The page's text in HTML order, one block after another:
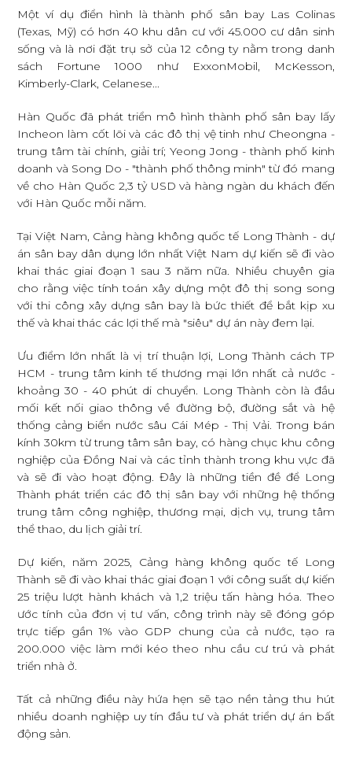
Một ví dụ điển hình là thành phố sân bay Las Colinas
(Texas, Mỹ) có hơn 40 khu dân cư với 45.000 cư dân sinh
sống và là nơi đặt trụ sở của 12 công ty nằm trong danh
sách Fortune 1000 như ExxonMobil, McKesson,
Kimberly-Clark, Celanese...
Hàn Quốc đã phát triển mô hình thành phố sân bay lấy
Incheon làm cốt lõi và các đô thị vệ tinh như Cheongna -
trung tâm tài chính, giải trí; Yeong Jong - thành phố kinh
doanh và Song Do - "thành phố thông minh" từ đó mang
về cho Hàn Quốc 2,3 tỷ USD và hàng ngàn du khách đến
với Hàn Quốc mỗi năm.
Tại Việt Nam, Cảng hàng không quốc tế Long Thành - dự
án sân bay dân dụng lớn nhất Việt Nam dự kiến sẽ đi vào
khai thác giai đoạn 1 sau 3 năm nữa. Nhiều chuyên gia
cho rằng việc tính toán xây dựng một đô thị song song
với thi công xây dựng sân bay là bức thiết để bắt kịp xu
thế và khai thác các lợi thế mà "siêu" dự án này đem lại.
Ưu điểm lớn nhất là vị trí thuận lợi, Long Thành cách TP
HCM - trung tâm kinh tế thương mại lớn nhất cả nước -
khoảng 30 - 40 phút di chuyển. Long Thành còn là đầu
mối kết nối giao thông về đường bộ, đường sắt và hệ
thống cảng biển nước sâu Cái Mép - Thị Vải. Trong bán
kính 30km từ trung tâm sân bay, có hàng chục khu công
nghiệp của Đồng Nai và các tỉnh thành trong khu vực đã
và sẽ đi vào hoạt động. Đây là những tiền đề để Long
Thành phát triển các đô thị sân bay với những hệ thống
trung tâm công nghiệp, thương mại, dịch vụ, trung tâm
thể thao, du lịch giải trí.
Dự kiến, năm 2025, Cảng hàng không quốc tế Long
Thành sẽ đi vào khai thác giai đoạn 1 với công suất dự kiến
25 triệu lượt hành khách và 1,2 triệu tấn hàng hóa. Theo
ước tính của đơn vị tư vấn, công trình này sẽ đóng góp
trực tiếp gần 1% vào GDP chung của cả nước, tạo ra
200.000 việc làm mới kéo theo nhu cầu cư trú và phát
triển nhà ở.
Tất cả những điều này hứa hẹn sẽ tạo nền tảng thu hút
nhiều doanh nghiệp uy tín đầu tư và phát triển dự án bất
động sản.